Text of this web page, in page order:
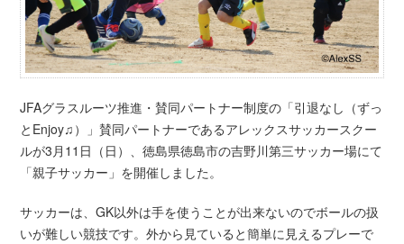
JFAグラスルーツ推進・賛同パートナー制度の「引退なし（ずっ
とEnjoy♫）」賛同パートナーであるアレックスサッカースクー
ルが3月11日（日）、徳島県徳島市の吉野川第三サッカー場にて
「親子サッカー」を開催しました。
サッカーは、GK以外は手を使うことが出来ないのでボールの扱
いが難しい競技です。外から見ていると簡単に見えるプレーで